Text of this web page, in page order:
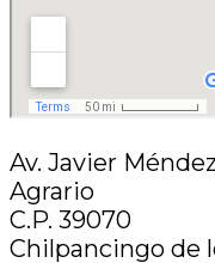
Av. Javier
Agrario
C.P. 39070
Chilpancingo de